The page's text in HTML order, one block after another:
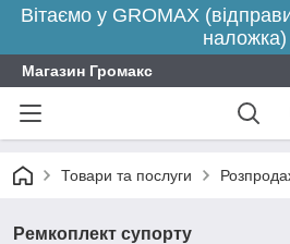
Вітаємо у GROMAX
наложка)
Магазин Громакс
Товари та послуги
Ремкоплект супорту